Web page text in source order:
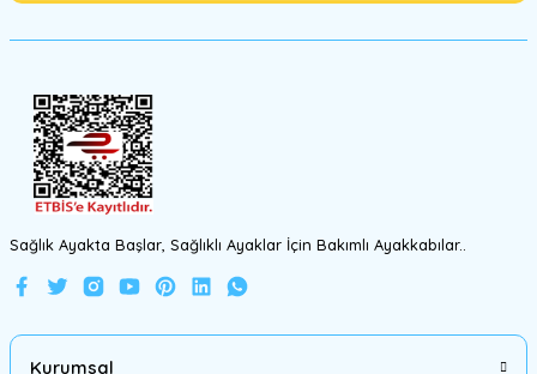
Sağlık Ayakta Başlar, Sağlıklı Ayaklar İçin Bakımlı Ayakkabılar..
Kurumsal